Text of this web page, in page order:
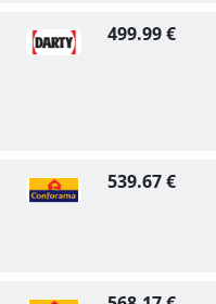
499.99 €
539.67 €